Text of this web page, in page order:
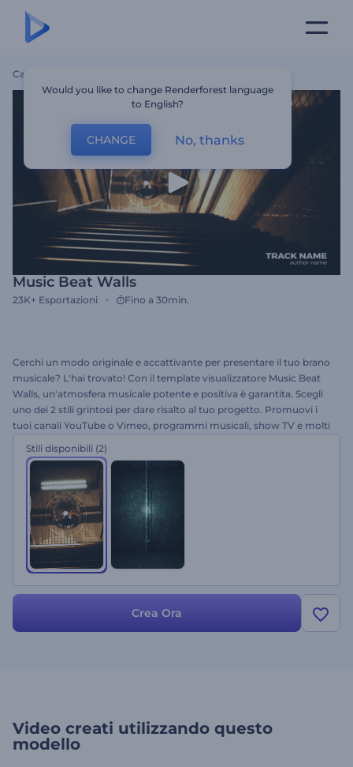
Casa
Music Beat Walls
23K+ Esportazioni Fino a 30min.
Cerchi un modo originale e accattivante per presentare il tuo brano
musicale? L'hai trovato! Con il template visualizzatore Music Beat
Walls, un'atmosfera musicale potente e positiva è garantita. Scegli
uno dei 2 stili grintosi per dare risalto al tuo progetto. Promuovi i
tuoi canali YouTube o Vimeo, programmi musicali, show TV e molti
gratuitamente!
Stili disponibili (2)
Crea Ora
Video creati utilizzando questo
modello
Would you like to change Renderforest language
to English?
CHANGE No, thanks